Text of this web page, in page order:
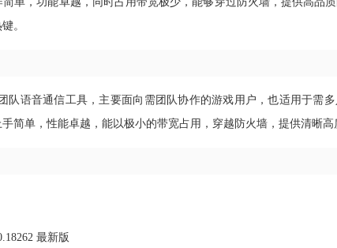
。
队语音通信工具，主要面向需团队协作的游戏用户，也适用于需
简单，性能卓越，能以极小的带宽占用，穿越防火墙，提供清晰高